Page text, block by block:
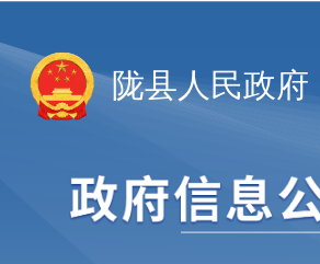
陇县人民政府